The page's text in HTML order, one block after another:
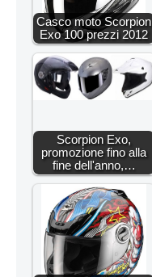
Casco moto Scorpion
Exo 100 prezzi 2012
Scorpion Exo,
promozione fino alla
fine dell'anno,…